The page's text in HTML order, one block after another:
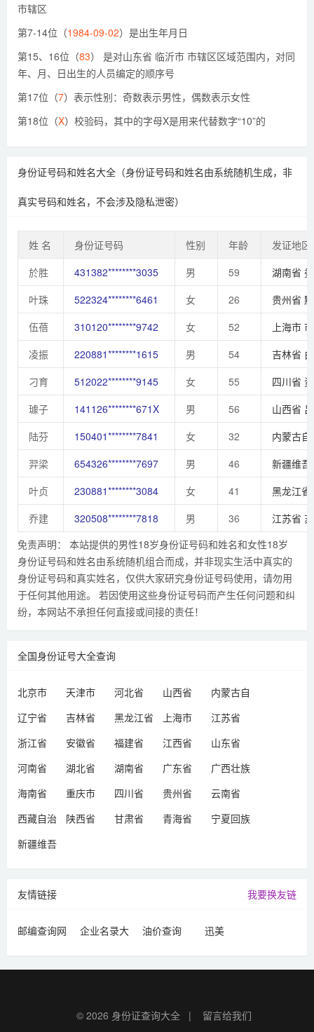
市辖区
第7-14位（1984-09-02）是出生年月日
第15、16位（83） 是对山东省 临沂市 市辖区区域范围内，对同
年、月、日出生的人员编定的顺序号
第17位（7）表示性别：奇数表示男性，偶数表示女性
第18位（X）校验码，其中的字母X是用来代替数字“10”的
身份证号码和姓名大全（身份证号码和姓名由系统随机生成，非
真实号码和姓名，不会涉及隐私泄密）
姓 名 身份证号码 性别 年龄
发证地区
於胜
431382********3035 男 59 湖南省
叶珠
522324********6461 女 26 贵州省
伍蓓
310120********9742 女 52 上海市
凌振
220881********1615 男 54 吉林省
刁育
512022********9145 女 55 四川省
璩子
141126********671X 男 56 山西省
陆芬
150401********7841 女 32
内蒙古
羿梁
654326********7697 男 46
新疆维
叶贞
230881********3084 女 41
黑龙江省
乔建
320508********7818 男 36 江苏省
免责声明： 本站提供的男性18岁身份证号码和姓名和女性18岁
身份证号码和姓名由系统随机组合而成，并非现实生活中真实的
身份证号码和真实姓名，仅供大家研究身份证号码使用，请勿用
于任何其他用途。 若因使用这些身份证号码而产生任何问题和纠
纷，本网站不承担任何直接或间接的责任！
全国身份证号大全查询
北京市 天津市 河北省 山西省
内蒙古自
治区
辽宁省 吉林省 黑龙江省 上海市
江苏省
浙江省
安徽省 福建省 江西省
山东省
河南省
湖北省 湖南省 广东省
广西壮族
自治区
海南省 重庆市 四川省 贵州省
云南省
西藏自治
区
陕西省 甘肃省 青海省
宁夏回族
新疆维吾
友情链接 我要换友链
邮编查询网
企业名录大
油价查询 迅美
© 2026 身份证查询大全 | 留言给我们